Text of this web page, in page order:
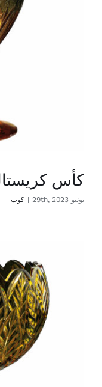
كأس
يونيو 29th, 2023 | كوب